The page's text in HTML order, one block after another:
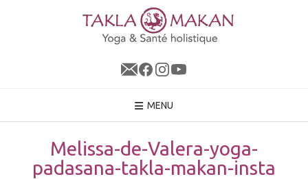
MENU
Melissa-de-Valera-yoga-
padasana-takla-makan-insta